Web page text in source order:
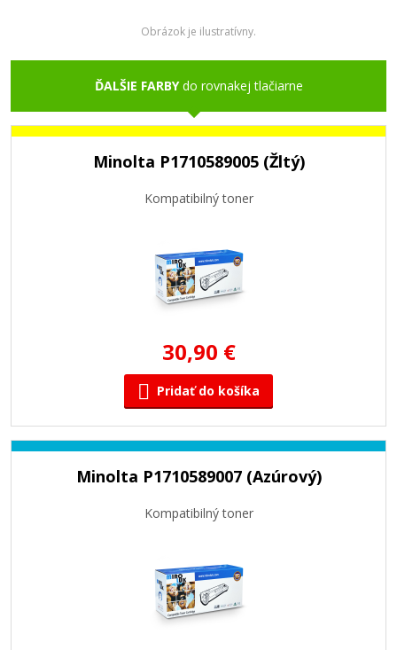
Obrázok je ilustratívny.
ĎALŠIE FARBYdo rovnakej tlačiarne
Minolta P1710589005 (Žltý)
Kompatibilný toner
30,90 €
Pridať do košíka
Minolta P1710589007 (Azúrový)
Kompatibilný toner